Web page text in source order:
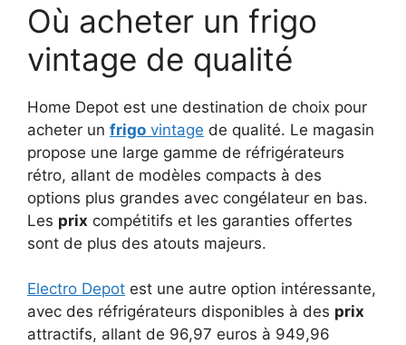
Où acheter un frigo
vintage de qualité
Home Depot est une destination de choix pour
acheter un frigo vintage de qualité. Le magasin
propose une large gamme de réfrigérateurs
rétro, allant de modèles compacts à des
options plus grandes avec congélateur en bas.
Les prix compétitifs et les garanties offertes
sont de plus des atouts majeurs.
Electro Depot est une autre option intéressante,
avec des réfrigérateurs disponibles à des prix
attractifs, allant de 96,97 euros à 949,96